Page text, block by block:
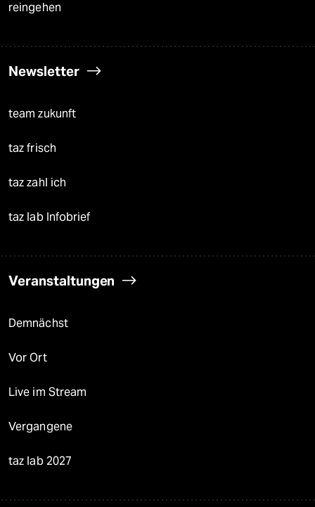
reingehen
Newsletter
team zukunft
taz frisch
taz zahl ich
taz lab Infobrief
Veranstaltungen
Demnächst
Vor Ort
Live im Stream
Vergangene
taz lab 2027